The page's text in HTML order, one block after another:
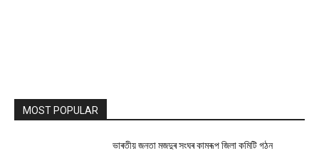
MOST POPULAR
ভাৰতীয় জনতা মজদুৰ সংঘৰ কামৰূপ জিলা কমিটি গঠন